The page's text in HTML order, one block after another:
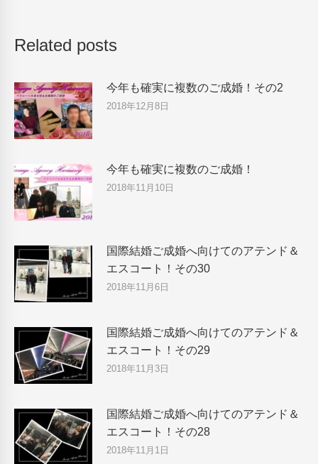
Related posts
今年も確実に複数のご成婚！その2
2018年12月8日
今年も確実に複数のご成婚！
2018年11月10日
国際結婚ご成婚へ向けてのアテンド＆
エスコート！その30
2018年11月6日
国際結婚ご成婚へ向けてのアテンド＆
エスコート！その29
2018年11月3日
国際結婚ご成婚へ向けてのアテンド＆
エスコート！その28
2018年11月1日